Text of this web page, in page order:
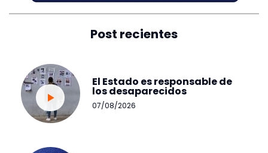
Post recientes
El Estado es responsable de
los desaparecidos
07/08/2026